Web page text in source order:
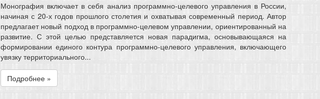
Монография включает в себя анализ программно-целевого управления в России,
начиная с 20-х годов прошлого столетия и охватывая современный период. Автор
предлагает новый подход в программно-целевом управлении, ориентированный на
развитие. С этой целью представляется новая парадигма, основывающаяся на
формировании единого контура программно-целевого управления, включающего
увязку территориального...
Подробнее »